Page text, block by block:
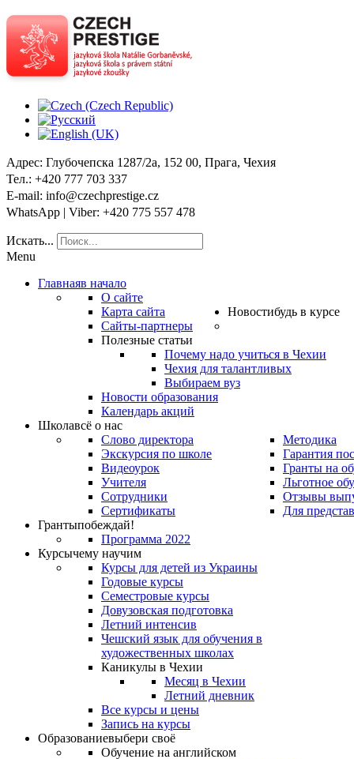
Адрес: Глубочепска 1287/2a, 152 00, Прага, Чехия
Тел.: +420 777 703 337
E-mail: info@czechprestige.cz
WhatsApp | Viber: +420 775 557 478
Искать...
Menu
Главнаяв начало
О сайте
Карта сайта
Сайты-партнеры
Новостибудь в курсе
Полезные статьи
Почему надо учиться в Чехии
Чехия для талантливых
Выбираем вуз
Новости образования
Календарь акций
Школавсё о нас
Слово директора
Экскурсия по школе
Видеоурок
Учителя
Сотрудники
Сертификаты
Методика
Гарантия
Гранты на
Льготное
Отзывы
Для
Грантыпобеждай!
Программа 2022
Курсычему научим
Курсы для детей из Украины
Годовые курсы
Семестровые курсы
Довузовская подготовка
Летний интенсив
Чешский язык для обучения в
художественных школах
Каникулы в Чехии
Месяц в Чехии
Летний дневник
Все курсы и цены
Запись на курсы
Образованиевыбери своё
Обучение на английском